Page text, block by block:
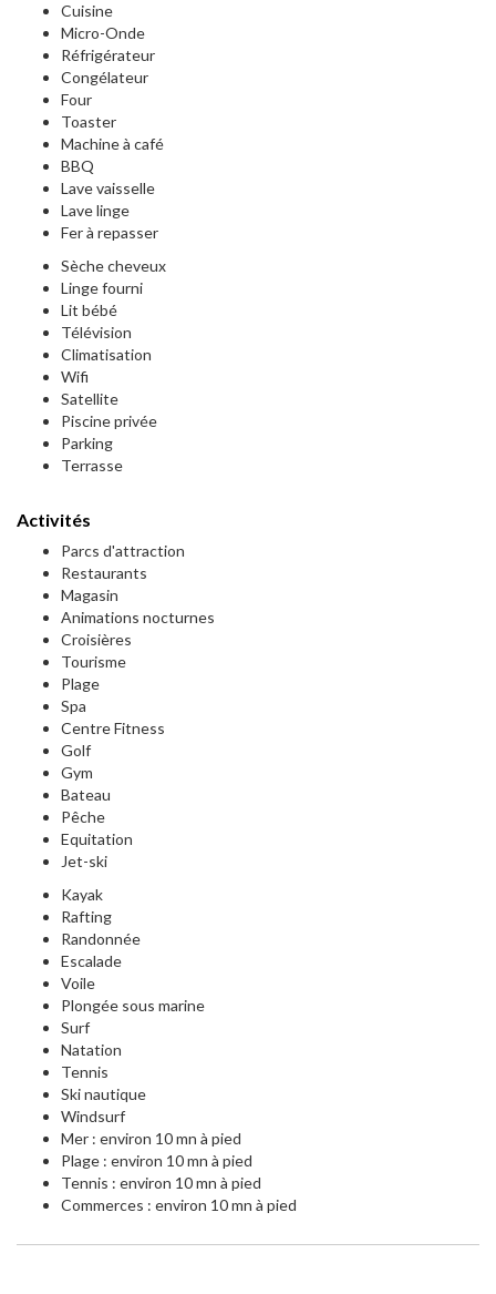
Cuisine
Micro-Onde
Réfrigérateur
Congélateur
Four
Toaster
Machine à café
BBQ
Lave vaisselle
Lave linge
Fer à repasser
Sèche cheveux
Linge fourni
Lit bébé
Télévision
Climatisation
Wifi
Satellite
Piscine privée
Parking
Terrasse
Activités
Parcs d'attraction
Restaurants
Magasin
Animations nocturnes
Croisières
Tourisme
Plage
Spa
Centre Fitness
Golf
Gym
Bateau
Pêche
Equitation
Jet-ski
Kayak
Rafting
Randonnée
Escalade
Voile
Plongée sous marine
Surf
Natation
Tennis
Ski nautique
Windsurf
Mer : environ 10 mn à pied
Plage : environ 10 mn à pied
Tennis : environ 10 mn à pied
Commerces : environ 10 mn à pied